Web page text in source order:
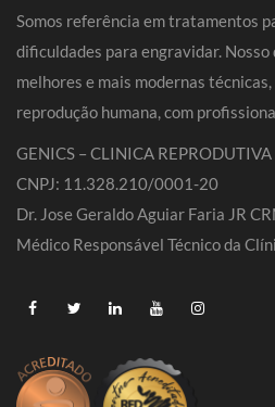
Somos referência em tratamentos
dificuldades para engravidar. Nosso
melhores e mais modernas
reprodução humana, com
GENICS – CLINICA
CNPJ: 11.328.210/0001-20
Dr. Jose Geraldo Aguiar Faria JR
Médico Responsável Técnico da